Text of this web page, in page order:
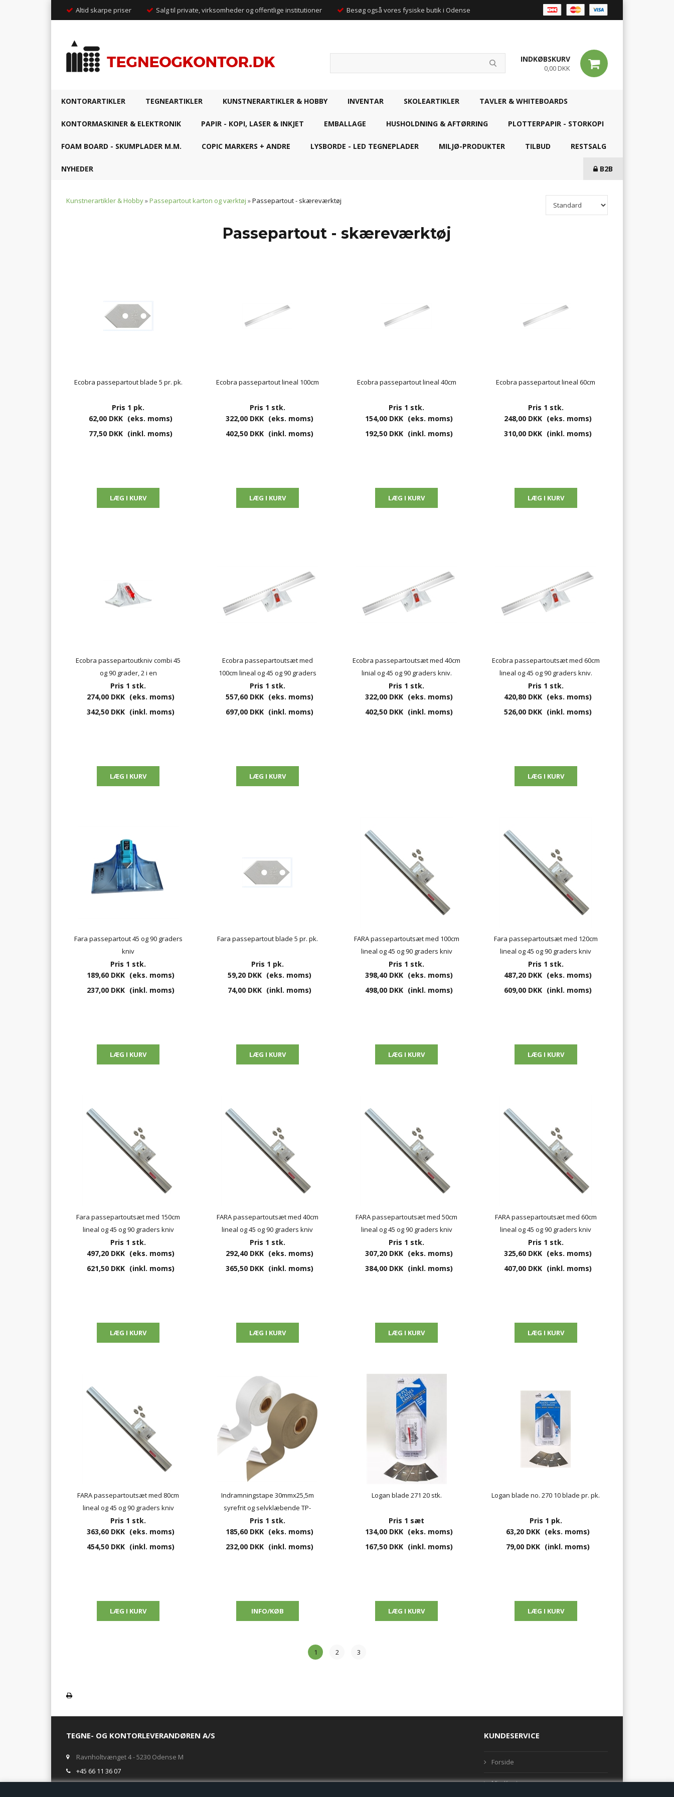
Altid skarpe priser Salg til private, virksomheder og offentlige institutioner Besøg også vores fysiske butik i Odense
INDKØBSKURV
0,00 DKK
KONTORARTIKLER TEGNEARTIKLER KUNSTNERARTIKLER & HOBBY INVENTAR SKOLEARTIKLER TAVLER & WHITEBOARDS
KONTORMASKINER & ELEKTRONIK PAPIR - KOPI, LASER & INKJET EMBALLAGE HUSHOLDNING & AFTØRRING PLOTTERPAPIR - STORKOPI
FOAM BOARD - SKUMPLADER M.M. COPIC MARKERS + ANDRE LYSBORDE - LED TEGNEPLADER MILJØ-PRODUKTER TILBUD RESTSALG
NYHEDER B2B
Kunstnerartikler & Hobby»Passepartout karton og værktøj »Passepartout - skæreværktøj
Passepartout - skæreværktøj
Ecobra passepartout blade 5 pr. pk.
Pris 1 pk.
62,00 DKK (eks. moms)
77,50 DKK (inkl. moms)
Ecobra passepartout lineal 100cm
Pris 1 stk.
322,00 DKK (eks. moms)
402,50 DKK (inkl. moms)
Ecobra passepartout lineal 40cm
Pris 1 stk.
154,00 DKK (eks. moms)
192,50 DKK (inkl. moms)
Ecobra passepartout lineal 60cm
Pris 1 stk.
248,00 DKK (eks. moms)
310,00 DKK (inkl. moms)
Ecobra passepartoutkniv combi 45
og 90 grader, 2 i en
Pris 1 stk.
274,00 DKK (eks. moms)
342,50 DKK (inkl. moms)
Ecobra passepartoutsæt med
100cm lineal og 45 og 90 graders
kniv.
Pris 1 stk.
557,60 DKK (eks. moms)
697,00 DKK (inkl. moms)
Ecobra passepartoutsæt med 40cm
linial og 45 og 90 graders kniv.
Pris 1 stk.
322,00 DKK (eks. moms)
402,50 DKK (inkl. moms)
Ecobra passepartoutsæt med 60cm
lineal og 45 og 90 graders kniv.
Pris 1 stk.
420,80 DKK (eks. moms)
526,00 DKK (inkl. moms)
Fara passepartout 45 og 90 graders
kniv
Pris 1 stk.
189,60 DKK (eks. moms)
237,00 DKK (inkl. moms)
Fara passepartout blade 5 pr. pk.
Pris 1 pk.
59,20 DKK (eks. moms)
74,00 DKK (inkl. moms)
FARA passepartoutsæt med 100cm
lineal og 45 og 90 graders kniv
Pris 1 stk.
398,40 DKK (eks. moms)
498,00 DKK (inkl. moms)
Fara passepartoutsæt med 120cm
lineal og 45 og 90 graders kniv
Pris 1 stk.
487,20 DKK (eks. moms)
609,00 DKK (inkl. moms)
Fara passepartoutsæt med 150cm
lineal og 45 og 90 graders kniv
Pris 1 stk.
497,20 DKK (eks. moms)
621,50 DKK (inkl. moms)
FARA passepartoutsæt med 40cm
lineal og 45 og 90 graders kniv
Pris 1 stk.
292,40 DKK (eks. moms)
365,50 DKK (inkl. moms)
FARA passepartoutsæt med 50cm
lineal og 45 og 90 graders kniv
Pris 1 stk.
307,20 DKK (eks. moms)
384,00 DKK (inkl. moms)
FARA passepartoutsæt med 60cm
lineal og 45 og 90 graders kniv
Pris 1 stk.
325,60 DKK (eks. moms)
407,00 DKK (inkl. moms)
FARA passepartoutsæt med 80cm
lineal og 45 og 90 graders kniv
Pris 1 stk.
363,60 DKK (eks. moms)
454,50 DKK (inkl. moms)
Indramningstape 30mmx25,5m
syrefrit og selvklæbende TP-
GD1510W
Pris 1 stk.
185,60 DKK (eks. moms)
232,00 DKK (inkl. moms)
Logan blade 271 20 stk.
Pris 1 sæt
134,00 DKK (eks. moms)
167,50 DKK (inkl. moms)
Logan blade no. 270 10 blade pr. pk.
Pris 1 pk.
63,20 DKK (eks. moms)
79,00 DKK (inkl. moms)
1 2 3
TEGNE- OG KONTORLEVERANDØREN A/S
Ravnholtvænget 4 - 5230 Odense M
+45 66 11 36 07
salg@tegneogkontor.dk
KUNDESERVICE
Forside
Min Konto